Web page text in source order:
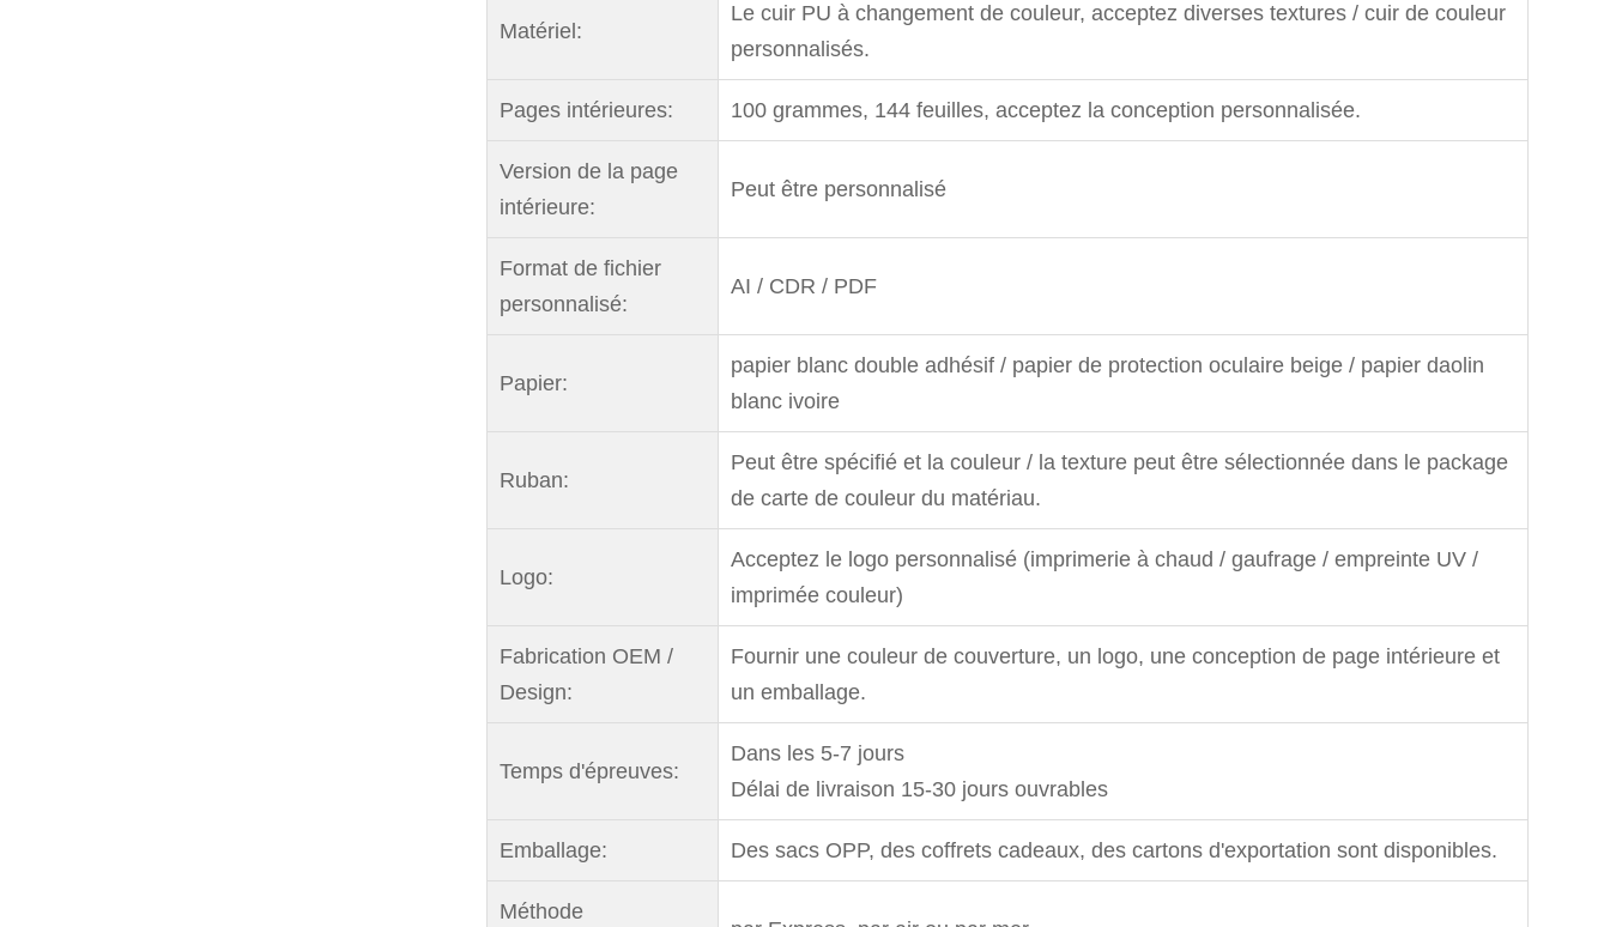
Matériel:
Le cuir PU à changement de couleur, acceptez diverses textures / cuir de couleur
personnalisés.
Pages intérieures: 100 grammes, 144 feuilles, acceptez la conception personnalisée.
Version de la page
intérieure:
Peut être personnalisé
Format de fichier
personnalisé:
AI / CDR / PDF
Papier:
papier blanc double adhésif / papier de protection oculaire beige / papier daolin
blanc ivoire
Ruban:
Peut être spécifié et la couleur / la texture peut être sélectionnée dans le package
de carte de couleur du matériau.
Logo:
Acceptez le logo personnalisé (imprimerie à chaud / gaufrage / empreinte UV /
imprimée couleur)
Fabrication OEM /
Design:
Fournir une couleur de couverture, un logo, une conception de page intérieure et
un emballage.
Temps d'épreuves:
Dans les 5-7 jours
Délai de livraison 15-30 jours ouvrables
Emballage: Des sacs OPP, des coffrets cadeaux, des cartons d'exportation sont disponibles.
Méthode